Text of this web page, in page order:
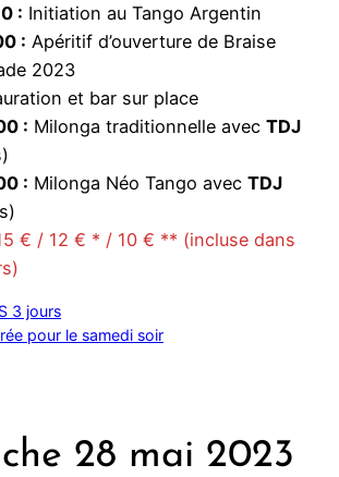
: Initiation au Tango Argentin
: Apéritif d’ouverture de Braise
2023
et bar sur place
: Milonga traditionnelle avec TDJ
: Milonga Néo Tango avec TDJ
€ / 12 € * / 10 € ** (incluse dans
3 jours
pour le samedi soir
28 mai 2023